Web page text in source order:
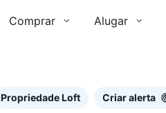
Comprar Alugar
Propriedade Loft Criar alerta